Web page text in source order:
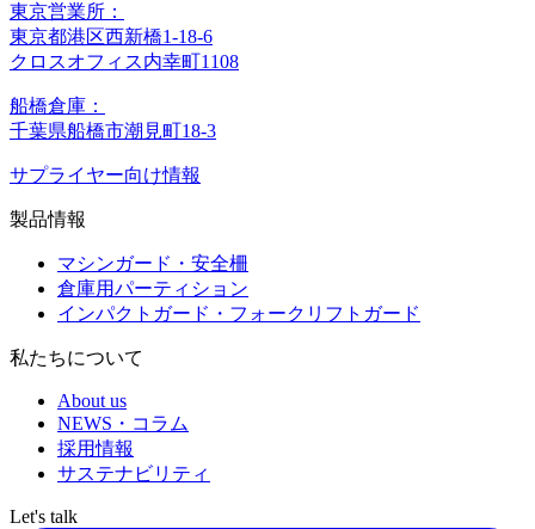
東京営業所：
東京都港区西新橋1-18-6
クロスオフィス内幸町1108
船橋倉庫：
千葉県船橋市潮見町18-3
サプライヤー向け情報
製品情報
マシンガード・安全柵
倉庫用パーティション
インパクトガード・フォークリフトガード
私たちについて
About us
NEWS・コラム
採用情報
サステナビリティ
Let's talk